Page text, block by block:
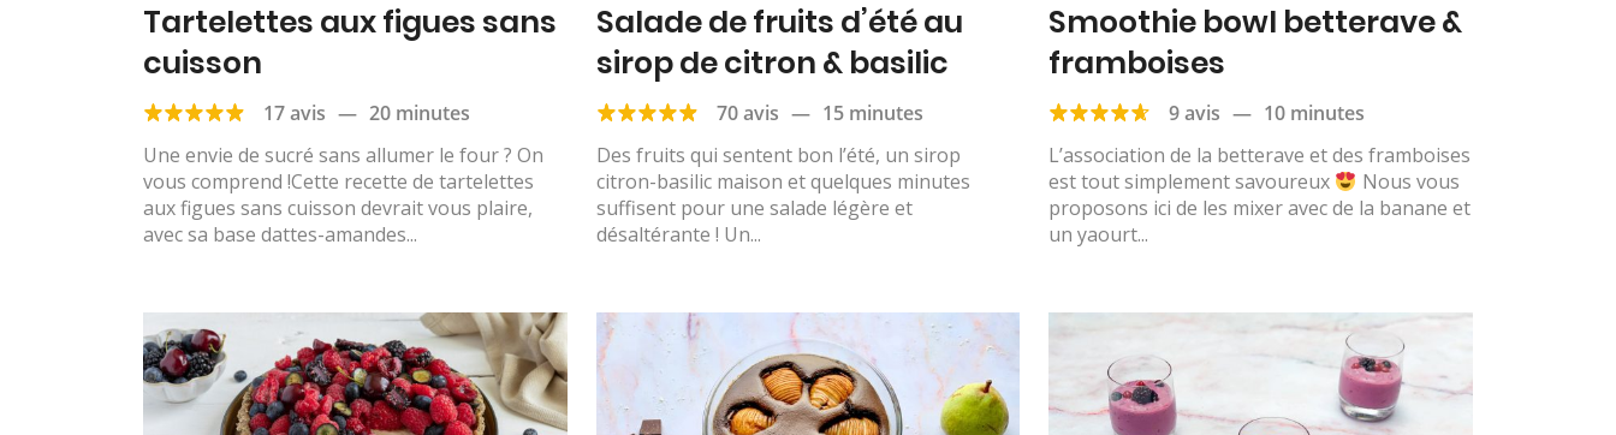
Tartelettes aux figues sans
cuisson
17 avis — 20 minutes
Une envie de sucré sans allumer le four ? On
vous comprend !Cette recette de tartelettes
aux figues sans cuisson devrait vous plaire,
avec sa base dattes-amandes...
Salade de fruits d’été au
sirop de citron & basilic
70 avis — 15 minutes
Des fruits qui sentent bon l’été, un sirop
citron-basilic maison et quelques minutes
suffisent pour une salade légère et
désaltérante ! Un...
Smoothie bowl betterave &
framboises
9 avis — 10 minutes
L’association de la betterave et des framboises
est tout simplement savoureux
Nous vous
proposons ici de les mixer avec de la banane et
un yaourt...